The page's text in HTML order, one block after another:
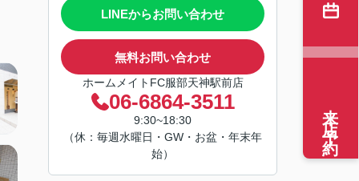
LINEからお問い合わせ
無料お問い合わせ
ホームメイトFC服部天神駅前店
06-6864-3511
9:30~18:30
（休：毎週水曜日・GW・お盆・年末年
始）
来店予約